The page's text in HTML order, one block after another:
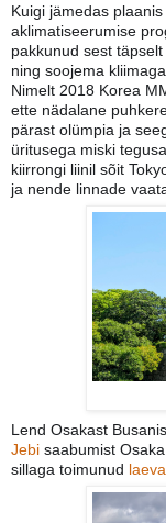
Kuigi jämedas
aklimatiseerumise
pakkunud sest
ning soojema
Nimelt 2018 Korea
ette nädalane
pärast olümpia ja
üritusega miski
kiirrongi liinil sõit
ja nende linnade
Lend Osakast
Jebi saabumist
sillaga toimunud